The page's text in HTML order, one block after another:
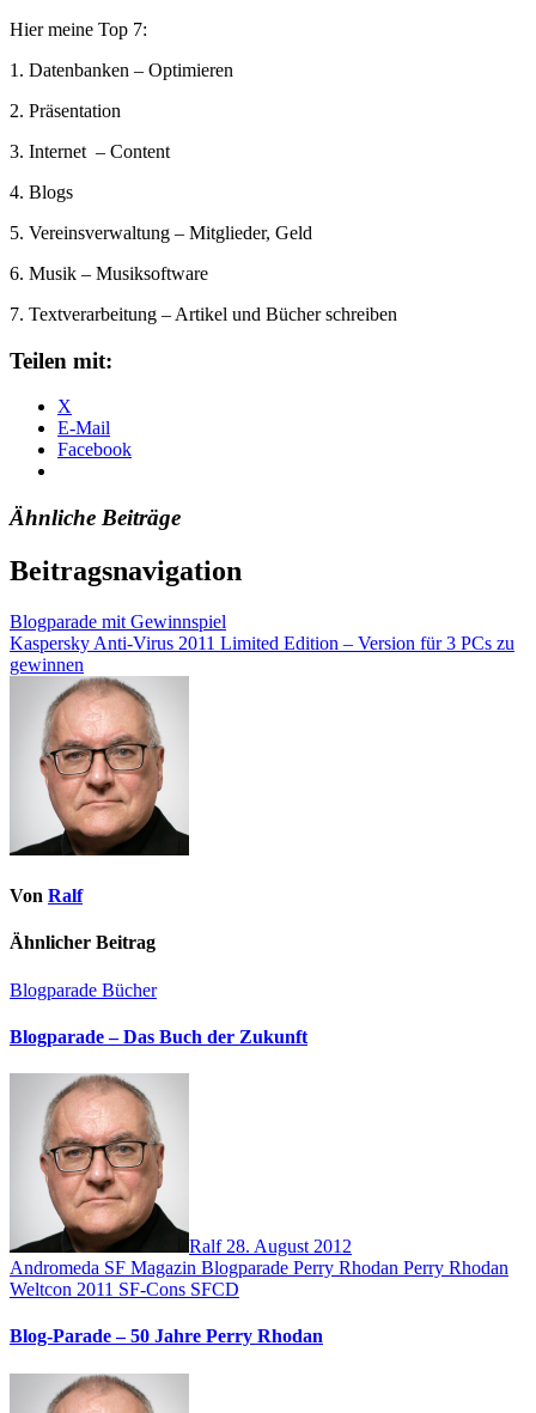
Hier meine Top 7:
1. Datenbanken – Optimieren
2. Präsentation
3. Internet – Content
4. Blogs
5. Vereinsverwaltung – Mitglieder, Geld
6. Musik – Musiksoftware
7. Textverarbeitung – Artikel und Bücher schreiben
Teilen mit:
X
E-Mail
Facebook
Ähnliche Beiträge
Beitragsnavigation
Blogparade mit Gewinnspiel
Kaspersky Anti-Virus 2011 Limited Edition – Version für 3 PCs zu
gewinnen
Von Ralf
Ähnlicher Beitrag
Blogparade Bücher
Blogparade – Das Buch der Zukunft
Ralf 28. August 2012
Andromeda SF Magazin Blogparade Perry Rhodan Perry Rhodan
Weltcon 2011 SF-Cons SFCD
Blog-Parade – 50 Jahre Perry Rhodan